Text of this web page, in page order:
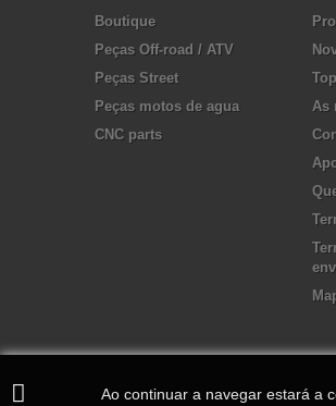
Boutique
Peças Off-road / ATV
Peças Street
Peças motos de agua
CNC parts
As
Ao continuar a navegar estará a